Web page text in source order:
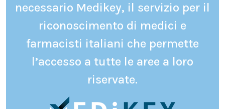
necessario Medikey, il servizio per il
riconoscimento di medici e
farmacisti italiani che permette
l’accesso a tutte le aree a loro
riservate.